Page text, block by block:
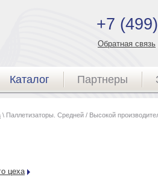
+7
Обратная связь
Каталог Партнеры
\ Паллетизаторы. Средней / Высокой
цеха